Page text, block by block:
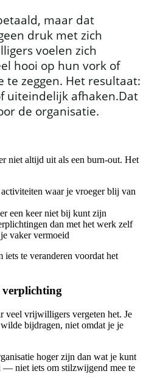
maar dat
druk met zich
voelen zich
hooi op hun vork of
te zeggen. Het resultaat:
uiteindelijk afhaken.Dat
de organisatie.
niet altijd uit als een burn-out. Het
waar je vroeger blij van
een keer niet bij kunt zijn
dan met het werk zelf
vaker vermoeid
te veranderen voordat het
veel vrijwilligers vergeten het. Je
bijdragen, niet omdat je je
hoger zijn dan wat je kunt
— niet iets om stilzwijgend mee te